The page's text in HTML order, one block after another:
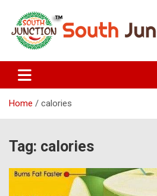
content
South Junction
Home calories
Tag: calories